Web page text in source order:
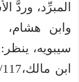
المبرِّد، وردَّ
وابن
سيبويه،